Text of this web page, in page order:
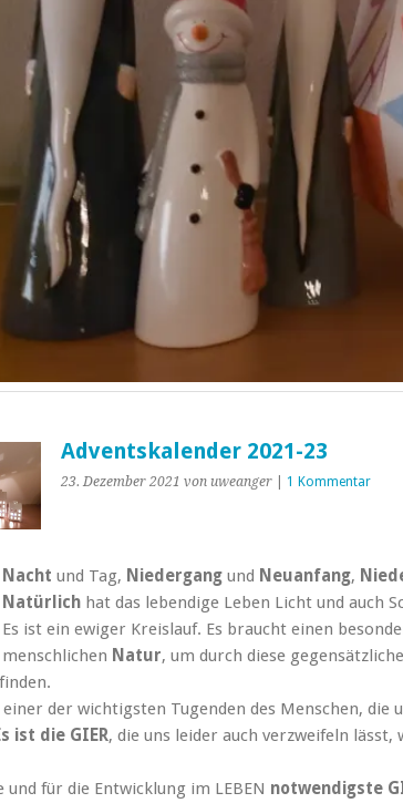
Adventskalender 2021-23
23. Dezember 2021 von uweanger| 1 Kommentar
Nacht und Tag, Niedergangund Neuanfang,
Natürlichhat das lebendige Leben Licht und auch
Es ist ein ewiger Kreislauf. Es braucht einen
menschlichen Natur, um durch diese
einer der wichtigsten Tugenden des Menschen, die
ist die GIER, die uns leider auch verzweifeln lässt,
und für die Entwicklung im LEBEN notwendigste